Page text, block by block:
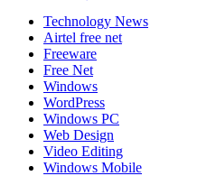
Technology News
Airtel free net
Freeware
Free Net
Windows
WordPress
Windows PC
Web Design
Video Editing
Windows Mobile